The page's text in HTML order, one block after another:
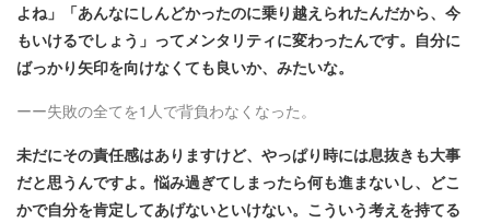
よね」「あんなにしんどかったのに乗り越えられたんだから、今
もいけるでしょう」ってメンタリティに変わったんです。自分に
ばっかり矢印を向けなくても良いか、みたいな。
ーー失敗の全てを1人で背負わなくなった。
未だにその責任感はありますけど、やっぱり時には息抜きも大事
だと思うんですよ。悩み過ぎてしまったら何も進まないし、どこ
かで自分を肯定してあげないといけない。こういう考えを持てる